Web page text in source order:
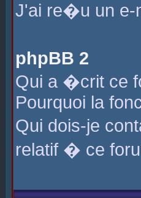
J'ai re�u un e-
phpBB 2
Qui a �crit ce
Pourquoi la
Qui dois-je
relatif � ce